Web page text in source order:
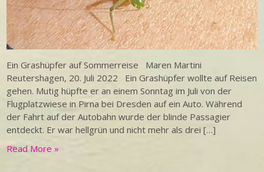
Ein Grashüpfer auf Sommerreise Maren Martini
Reutershagen, 20. Juli 2022 Ein Grashüpfer wollte auf Reisen
gehen. Mutig hüpfte er an einem Sonntag im Juli von der
Flugplatzwiese in Pirna bei Dresden auf ein Auto. Während
der Fahrt auf der Autobahn wurde der blinde Passagier
entdeckt. Er war hellgrün und nicht mehr als drei […]
Read More »